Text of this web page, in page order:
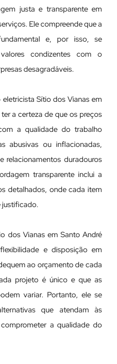
justa e transparente em
Ele compreende que a
e, por isso, se
condizentes com o
desagradáveis.
Sítio dos Vianas em
a certeza de que os preços
a qualidade do trabalho
abusivas ou inflacionadas,
relacionamentos duradouros
transparente inclui a
detalhados, onde cada item
justificado.
dos Vianas em Santo André
e disposição em
ao orçamento de cada
projeto é único e que as
variar. Portanto, ele se
que atendam às
a qualidade do